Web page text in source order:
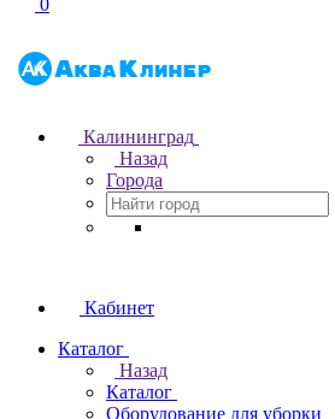
0
Калининград
Назад
Города
Кабинет
Каталог
Назад
Каталог
Оборудование для уборки